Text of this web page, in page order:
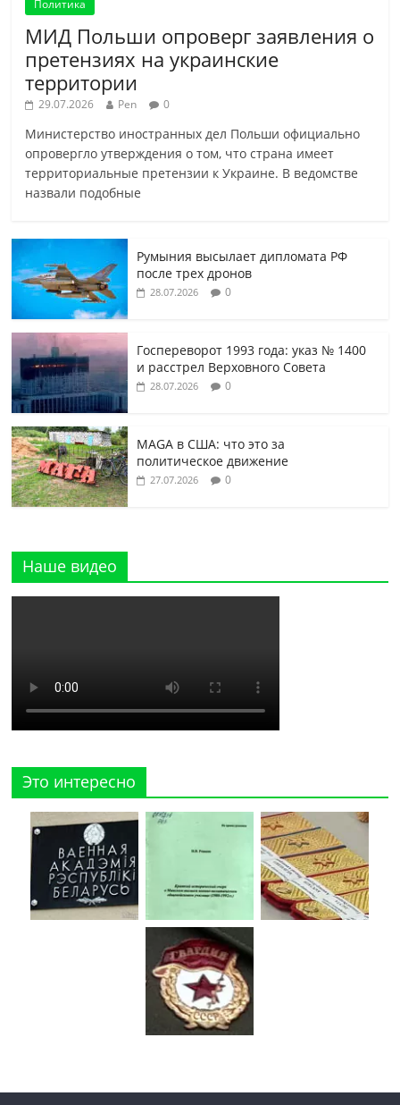
Политика
МИД Польши опроверг заявления о
претензиях на украинские
территории
29.07.2026 Pen 0
Министерство иностранных дел Польши официально
опровергло утверждения о том, что страна имеет
территориальные претензии к Украине. В ведомстве
назвали подобные
Румыния высылает дипломата РФ
после трех дронов
28.07.2026 0
Госпереворот 1993 года: указ № 1400
и расстрел Верховного Совета
28.07.2026 0
MAGA в США: что это за
политическое движение
27.07.2026 0
Наше видео
Это интересно